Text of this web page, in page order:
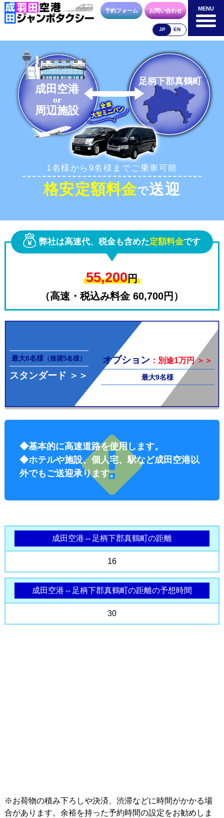
MENU
成田空港
料金表
空港送迎以外
料金表
車種・荷物 お支払方法 合流方法
お問合せ 予約フォーム
その他料
金
オプショ
ン料金
インフォ
予約フォーム お問い合わせ
JP EN
MENU
成田空港
or
周辺施設
足柄下郡真鶴町
1名様から9名様までご乗車可能
格安定額料金で送迎
弊社は高速代、税金も含めた定額料金です
55,200円
（高速・税込み料金 60,700円）
スタンダード ＞＞
最大6名様 （推奨5名様） オプション ：別途1万円 ＞＞
最大9名様
◆基本的に高速道路を使用します。
◆ホテルや施設、個人宅、駅など成田空港以
外でもご送迎承ります。
成田空港⇔足柄下郡真鶴町の距離
16
成田空港⇔足柄下郡真鶴町の距離の予想時間
30
※お荷物の積み下ろしや決済、渋滞などに時間がかかる場
合があります。余裕を持った予約時間の設定をお勧めしま